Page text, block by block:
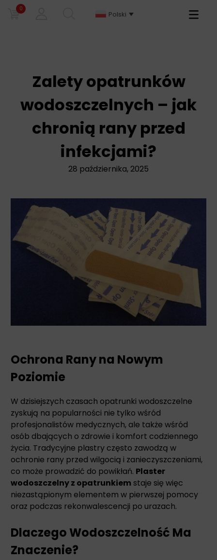
0
Polski
Primary
Zalety opatrunków
wodoszczelnych – jak
chronią rany przed
infekcjami?
28 października, 2025
Ochrona Rany na Nowym
Poziomie
W dzisiejszych czasach opatrunki wodoszczelne
zyskują na popularności nie tylko wśród
profesjonalistów medycznych, ale także wśród
osób dbających o zdrowie i komfort codziennego
życia. Tradycyjne plastry często zawodzą w
ochronie rany przed wilgocią i zanieczyszczeniami,
co może prowadzić do powikłań. Plaster
wodoszczelny z opatrunkiem staje się więc
niezastąpionym elementem w pierwszej pomocy
oraz podczas rekonwalescencji po urazach.
Dlaczego Wodoszczelność Ma
Znaczenie?